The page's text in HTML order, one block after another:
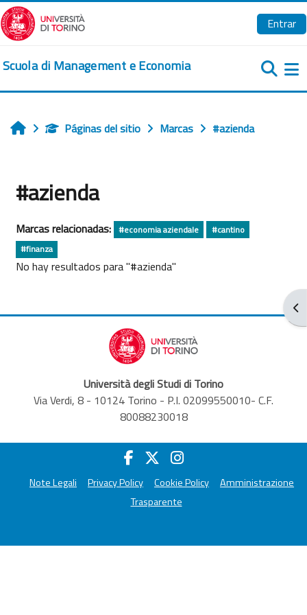
Salta al contenido principal
Entrar
Scuola di Management e Economia
InicioPáginas del sitio Marcas #azienda
#azienda
Marcas relacionadas: #economia aziendale
#cantino
#finanza
No hay resultados para "#azienda"
Università degli Studi di Torino
Via Verdi, 8 - 10124 Torino - P.I. 02099550010- C.F.
80088230018
Note Legali Privacy Policy Cookie Policy
Amministrazione
Trasparente